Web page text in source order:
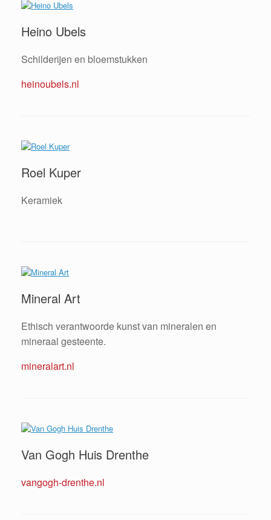
Heino Ubels
Schilderijen en bloemstukken
heinoubels.nl
Roel Kuper
Keramiek
Mineral Art
Ethisch verantwoorde kunst van mineralen en
mineraal gesteente.
mineralart.nl
Van Gogh Huis Drenthe
vangogh-drenthe.nl